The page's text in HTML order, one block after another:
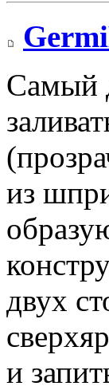
Самый
из
двух
и